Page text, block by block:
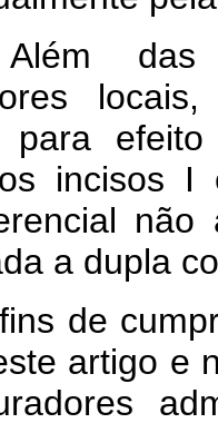
das
para
incisos
não
a dupla
de
artigo e